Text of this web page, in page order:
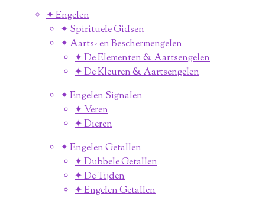
✦ Engelen
✦ Spirituele Gidsen
✦ Aarts- en Beschermengelen
✦ De Elementen & Aartsengelen
✦ De Kleuren & Aartsengelen
✦ Engelen Signalen
✦ Veren
✦ Dieren
✦ Engelen Getallen
✦ Dubbele Getallen
✦ De Tijden
✦ Engelen Getallen